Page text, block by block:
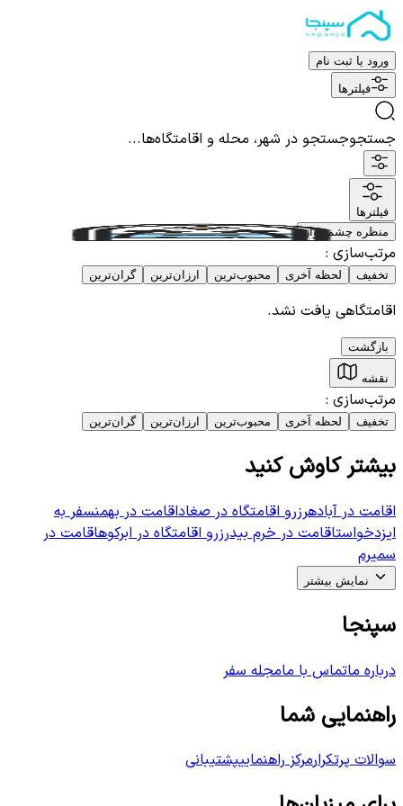
ورود یا ثبت نام
فیلترها
جستجوجستجو در شهر، محله و اقامتگاه‌ها...
فیلترها
منظره چشم نواز
مرتب‌سازی :
تخفیف لحظه آخری محبوب‌ترین ارزان‌ترین گران‌ترین
اقامتگاهی یافت نشد.
بازگشت
نقشه
مرتب‌سازی :
تخفیف لحظه آخری محبوب‌ترین ارزان‌ترین گران‌ترین
بیشتر کاوش کنید
اقامت در آبادهرزرو اقامتگاه در صغاداقامت در بهمنسفر به
ایزدخواستاقامت در خرم بیدرزرو اقامتگاه در ابرکوهاقامت در
سمیرم
نمایش بیشتر
سپنجا
درباره ماتماس با مامجله سفر
راهنمایی شما
سوالات پرتکرارمرکز راهنماییپشتیبانی